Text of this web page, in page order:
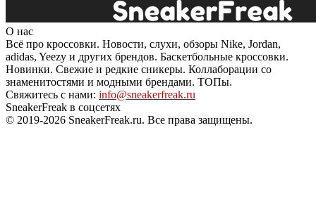
О нас
Всё про кроссовки. Новости, слухи, обзоры Nike, Jordan,
adidas, Yeezy и других брендов. Баскетбольные кроссовки.
Новинки. Свежие и редкие сникеры. Коллаборации со
знаменитостями и модными брендами. ТОПы.
Свяжитесь с нами: info@sneakerfreak.ru
SneakerFreak в соцсетях
© 2019-2026 SneakerFreak.ru. Все права защищены.